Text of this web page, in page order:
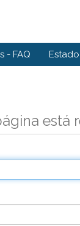
- FAQ
está